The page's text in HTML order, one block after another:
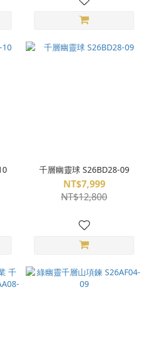
千層幽靈球 S26BD28-09
NT$7,999
NT$12,800